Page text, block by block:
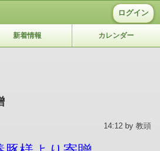
ログイン
新着情報 カレンダー
14:12 by 教頭